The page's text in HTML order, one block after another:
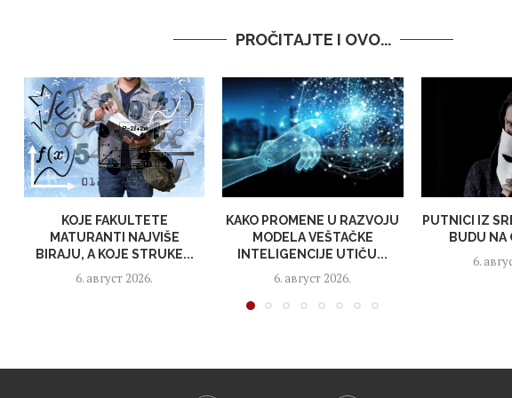
PROČITAJTE I OVO...
KOJE FAKULTETE
MATURANTI NAJVIŠE
BIRAJU, A KOJE STRUKE...
6. август 2026.
KAKO PROMENE U RAZVOJU
MODELA VEŠTAČKE
INTELIGENCIJE UTIČU...
6. август 2026.
PUTNICI IZ
BUDU NA
6.